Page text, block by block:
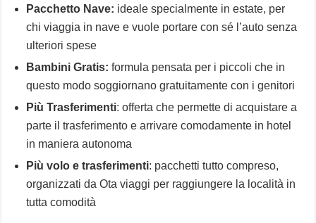
Pacchetto Nave: ideale specialmente in estate, per
chi viaggia in nave e vuole portare con sé l’auto senza
ulteriori spese
Bambini Gratis:formula pensata per i piccoli che in
questo modo soggiornano gratuitamente con i genitori
Più Trasferimenti: offerta che permette di acquistare a
parte il trasferimento e arrivare comodamente in hotel
in maniera autonoma
Più volo e trasferimenti: pacchetti tutto compreso,
organizzati da Ota viaggi per raggiungere la località in
tutta comodità